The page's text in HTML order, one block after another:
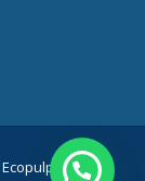
Ecopulpack|